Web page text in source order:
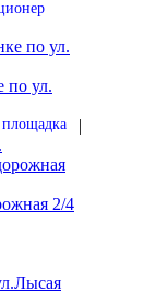
по ул.
|
2/4